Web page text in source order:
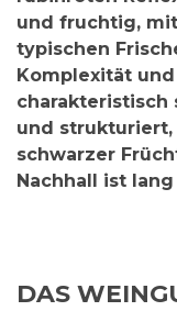
und fruchtig,
typischen
Komplexität
charakteristisch
und
schwarzer
Nachhall ist
DAS